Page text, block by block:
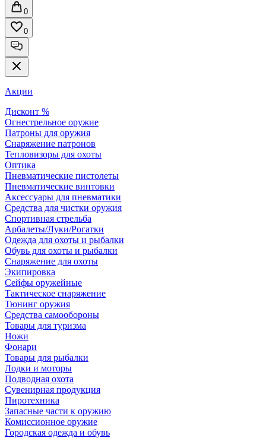
0
0
Акции
Дисконт %
Огнестрельное оружие
Патроны для оружия
Снаряжение патронов
Тепловизоры для охоты
Оптика
Пневматические пистолеты
Пневматические винтовки
Аксессуары для пневматики
Средства для чистки оружия
Спортивная стрельба
Арбалеты/Луки/Рогатки
Одежда для охоты и рыбалки
Обувь для охоты и рыбалки
Снаряжение для охоты
Экипировка
Сейфы оружейные
Тактическое снаряжение
Тюнинг оружия
Средства самообороны
Товары для туризма
Ножи
Фонари
Товары для рыбалки
Лодки и моторы
Подводная охота
Сувенирная продукция
Пиротехника
Запасные части к оружию
Комиссионное оружие
Городская одежда и обувь